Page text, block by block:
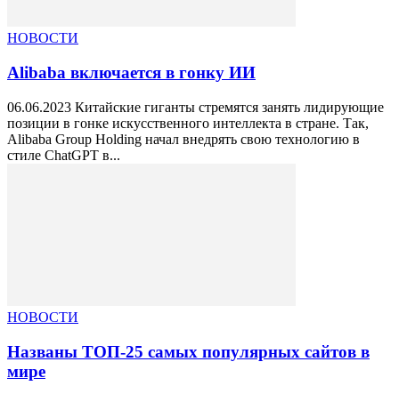
НОВОСТИ
Alibaba включается в гонку ИИ
06.06.2023 Китайские гиганты стремятся занять лидирующие
позиции в гонке искусственного интеллекта в стране. Так,
Alibaba Group Holding начал внедрять свою технологию в
стиле ChatGPT в...
НОВОСТИ
Названы ТОП-25 самых популярных сайтов в
мире